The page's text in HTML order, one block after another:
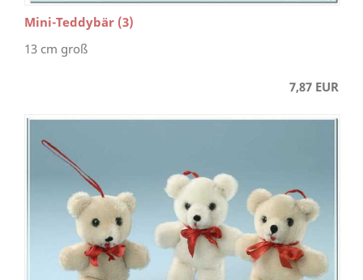
Mini-Teddybär (3)
13 cm groß
7,87 EUR